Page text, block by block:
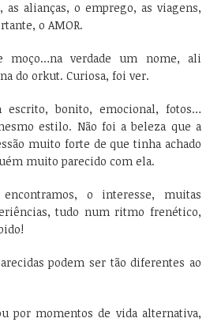
as alianças, o emprego, as viagens,
o AMOR.
moço…na verdade um nome, ali
do orkut. Curiosa, foi ver.
escrito, bonito, emocional, fotos…
estilo. Não foi a beleza que a
muito forte de que tinha achado
muito parecido com ela.
o interesse, muitas
tudo num ritmo frenético,
podem ser tão diferentes ao
por momentos de vida alternativa,